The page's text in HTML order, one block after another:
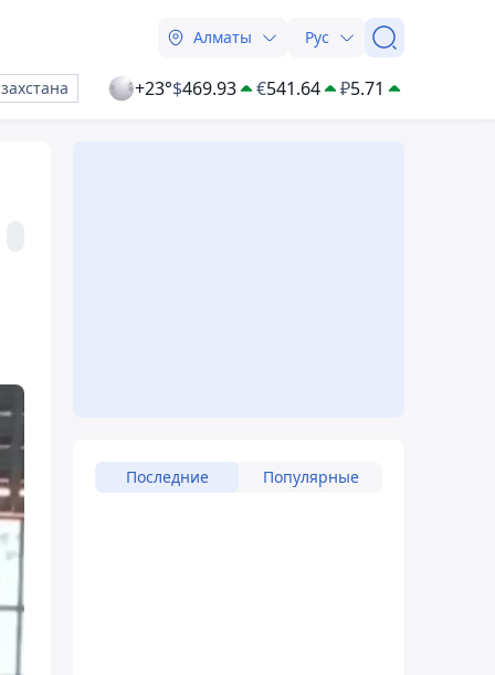
Алматы Рус
+23°$469.93 €541.64 ₽5.71
Последние Популярные